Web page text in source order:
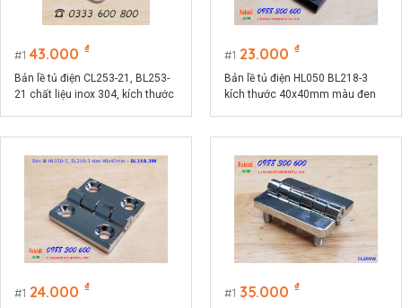
1 43.000 ₫
Bản lề tủ điện CL253-21, BL253-
21 chất liệu inox 304, kích thước
1 23.000 ₫
Bản lề tủ điện HL050 BL218-3
kích thước 40x40mm màu đen
1 24.000 ₫ 1 35.000 ₫